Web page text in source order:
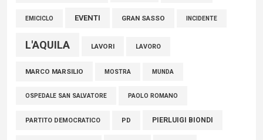
EMICICLO EVENTI GRAN SASSO INCIDENTE
L'AQUILA LAVORI LAVORO
MARCO MARSILIO MOSTRA MUNDA
OSPEDALE SAN SALVATORE PAOLO ROMANO
PARTITO DEMOCRATICO PD PIERLUIGI BIONDI